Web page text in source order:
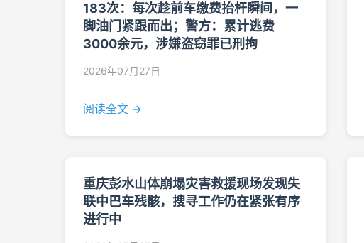
183次：每次趁前车缴费抬杆瞬间，一
脚油门紧跟而出；警方：累计逃费
3000余元，涉嫌盗窃罪已刑拘
2026年07月27日
阅读全文 →
重庆彭水山体崩塌灾害救援现场发现失
联中巴车残骸，搜寻工作仍在紧张有序
进行中